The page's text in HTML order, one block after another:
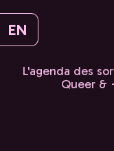
EN
L'agenda des
Queer &